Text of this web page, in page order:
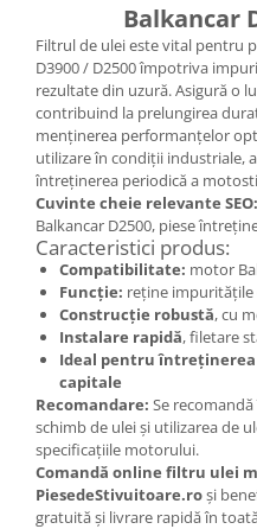
Balkancar
Filtrul de ulei este vital pentru
D3900 / D2500 împotriva
rezultate din uzură. Asigură o
contribuind la prelungirea
menținerea performanțelor
utilizare în condiții industriale,
întreținerea periodică a
Cuvinte cheie relevante SEO:
Balkancar D2500, piese
Caracteristici produs:
Compatibilitate: motor
Funcție: reține
Construcție robustă, cu
Instalare rapidă, filetare
Ideal pentru
capitale
Recomandare: Se
schimb de ulei și utilizarea de
specificațiile motorului.
Comandă online filtru ulei
PiesedeStivuitoare.roși
gratuită și livrare rapidă în